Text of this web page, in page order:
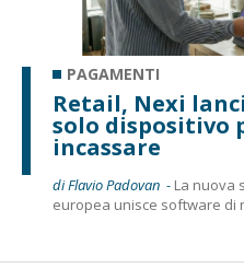
PAGAMENTI
Retail, Nexi
solo dispositivo
incassare
di Flavio Padovan - La nuova
europea unisce software di